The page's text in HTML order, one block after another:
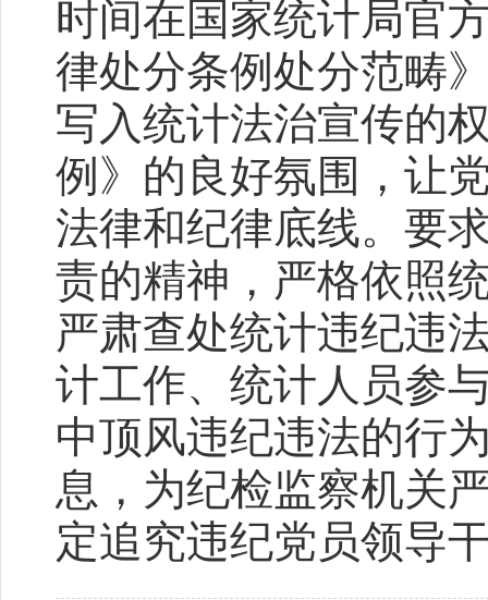
时间在国家统计局官
律处分条例处分范畴
写入统计法治宣传的
例》的良好氛围，让
法律和纪律底线。要
责的精神，严格依照
严肃查处统计违纪违
计工作、统计人员参
中顶风违纪违法的行
息，为纪检监察机关
定追究违纪党员领导